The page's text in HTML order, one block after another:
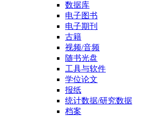
数据库
电子图书
电子期刊
古籍
视频/音频
随书光盘
工具与软件
学位论文
报纸
统计数据/研究数据
档案